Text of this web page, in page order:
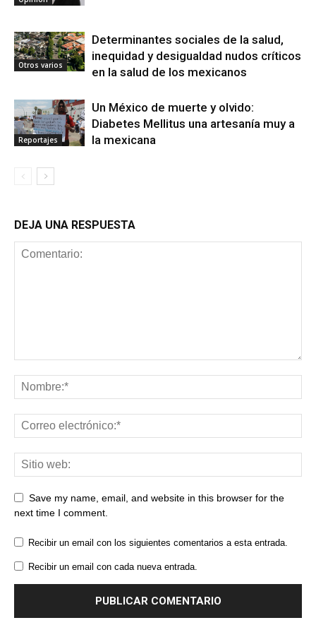
Otros varios
Determinantes sociales de la salud,
inequidad y desigualdad nudos críticos
en la salud de los mexicanos
Reportajes
Un México de muerte y olvido:
Diabetes Mellitus una artesanía muy a
la mexicana
DEJA UNA RESPUESTA
Save my name, email, and website in this browser for the
next time I comment.
Recibir un email con los siguientes comentarios a esta entrada.
Recibir un email con cada nueva entrada.